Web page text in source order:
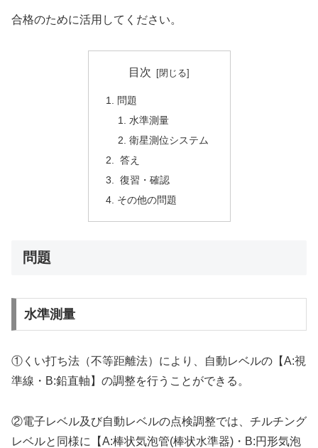
合格のために活用してください。
目次
問題
水準測量
衛星測位システム
答え
復習・確認
その他の問題
問題
水準測量
①くい打ち法（不等距離法）により、自動レベルの【A:視
準線・B:鉛直軸】の調整を行うことができる。
②電子レベル及び自動レベルの点検調整では、チルチング
レベルと同様に【A:棒状気泡管(棒状水準器)・B:円形気泡